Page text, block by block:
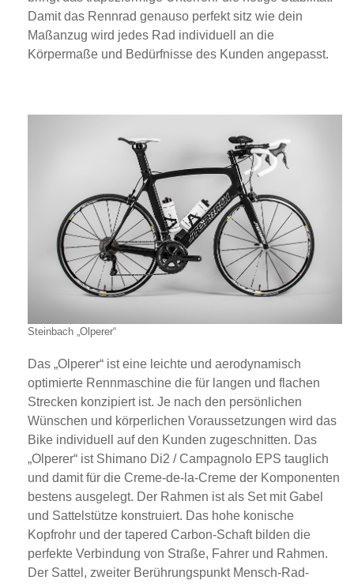
Damit das Rennrad genauso perfekt sitz wie dein
Maßanzug wird jedes Rad individuell an die
Körpermaße und Bedürfnisse des Kunden angepasst.
Steinbach „Olperer“
Das „Olperer“ ist eine leichte und aerodynamisch
optimierte Rennmaschine die für langen und flachen
Strecken konzipiert ist. Je nach den persönlichen
Wünschen und körperlichen Voraussetzungen wird das
Bike individuell auf den Kunden zugeschnitten. Das
„Olperer“ ist Shimano Di2 / Campagnolo EPS tauglich
und damit für die Creme-de-la-Creme der Komponenten
bestens ausgelegt. Der Rahmen ist als Set mit Gabel
und Sattelstütze konstruiert. Das hohe konische
Kopfrohr und der tapered Carbon-Schaft bilden die
perfekte Verbindung von Straße, Fahrer und Rahmen.
Der Sattel, zweiter Berührungspunkt Mensch-Rad-